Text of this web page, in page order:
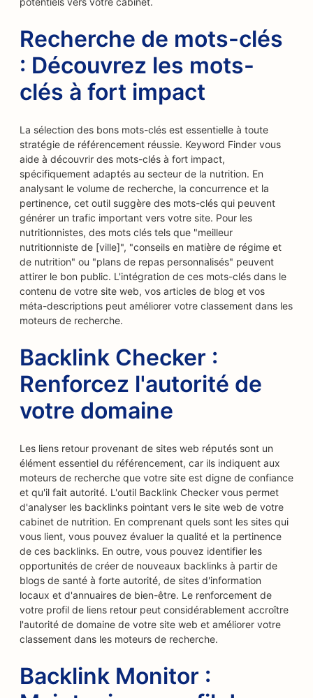
Recherche de mots-clés
: Découvrez les mots-
clés à fort impact
La sélection des bons mots-clés est essentielle à toute
stratégie de référencement réussie. Keyword Finder vous
aide à découvrir des mots-clés à fort impact,
spécifiquement adaptés au secteur de la nutrition. En
analysant le volume de recherche, la concurrence et la
pertinence, cet outil suggère des mots-clés qui peuvent
générer un trafic important vers votre site. Pour les
nutritionnistes, des mots clés tels que "meilleur
nutritionniste de [ville]", "conseils en matière de régime et
de nutrition" ou "plans de repas personnalisés" peuvent
attirer le bon public. L'intégration de ces mots-clés dans le
contenu de votre site web, vos articles de blog et vos
méta-descriptions peut améliorer votre classement dans les
moteurs de recherche.
Backlink Checker :
Renforcez l'autorité de
votre domaine
Les liens retour provenant de sites web réputés sont un
élément essentiel du référencement, car ils indiquent aux
moteurs de recherche que votre site est digne de confiance
et qu'il fait autorité. L'outil Backlink Checker vous permet
d'analyser les backlinks pointant vers le site web de votre
cabinet de nutrition. En comprenant quels sont les sites qui
vous lient, vous pouvez évaluer la qualité et la pertinence
de ces backlinks. En outre, vous pouvez identifier les
opportunités de créer de nouveaux backlinks à partir de
blogs de santé à forte autorité, de sites d'information
locaux et d'annuaires de bien-être. Le renforcement de
votre profil de liens retour peut considérablement accroître
l'autorité de domaine de votre site web et améliorer votre
classement dans les moteurs de recherche.
Backlink Monitor :